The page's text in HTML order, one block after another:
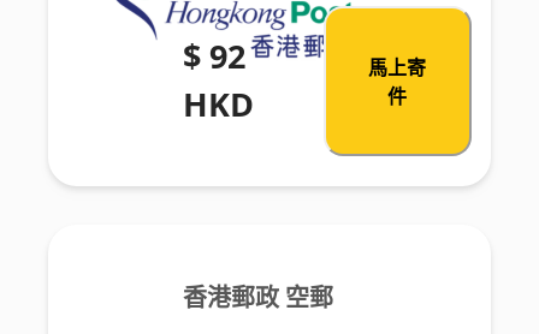
$ 92
HKD
馬上寄
件
香港郵政 空郵